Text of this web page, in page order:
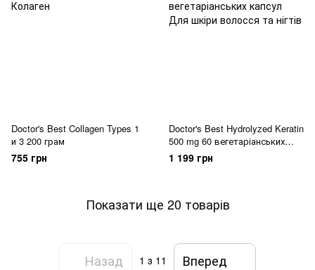
Doctor's Best Collagen Types 1
и 3 200 грам
755 грн
Doctor's Best Hydrolyzed Keratin
500 mg 60 вегетаріанських
капсул
1 199 грн
Показати ще 20 товарів
Назад 1 з 11 Вперед